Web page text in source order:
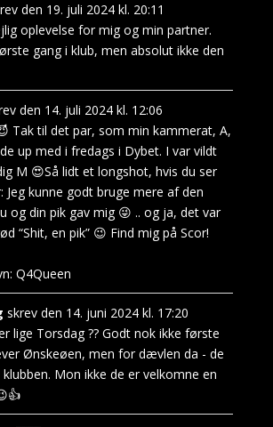
den 19. juli 2024 kl. 20:11
oplevelse for mig og min partner.
gang i klub, men absolut ikke den
den 14. juli 2024 kl. 12:06
Tak til det par, som min kammerat, A,
up med i fredags i Dybet. I var vildt
M 😍Så lidt et longshot, hvis du ser
Jeg kunne godt bruge mere af den
og din pik gav mig 😜 .. og ja, det var
“Shit, en pik” 😉 Find mig på Scor!
Q4Queen
skrev den 14. juni 2024 kl. 17:20
lige Torsdag ?? Godt nok ikke første
Ønskeøen, men for dævlen da - de
Mon ikke de er velkomne en